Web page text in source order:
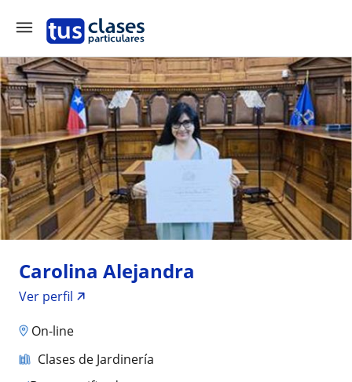
Carolina Alejandra
Ver perfil
On-line
Clases de Jardinería